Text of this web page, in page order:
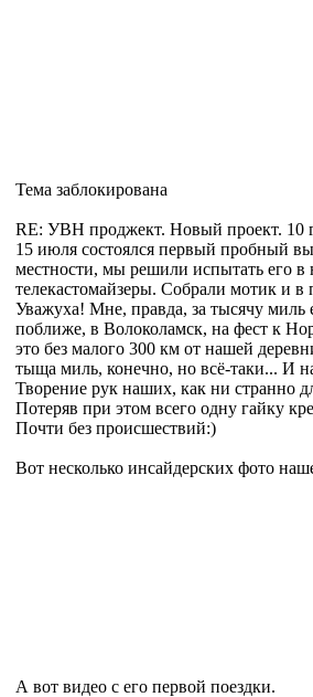
Тема заблокирована
RE: УВН проджект. Новый проект. 10
15 июля состоялся первый пробный
местности, мы решили испытать его
телекастомайзеры. Собрали мотик и в
Уважуха! Мне, правда, за тысячу
поближе, в Волоколамск, на фест к
это без малого 300 км от нашей
тыща миль, конечно, но всё-таки... И
Творение рук наших, как ни странно
Потеряв при этом всего одну гайку
Почти без происшествий:)
Вот несколько инсайдерских фото
А вот видео с его первой поездки.